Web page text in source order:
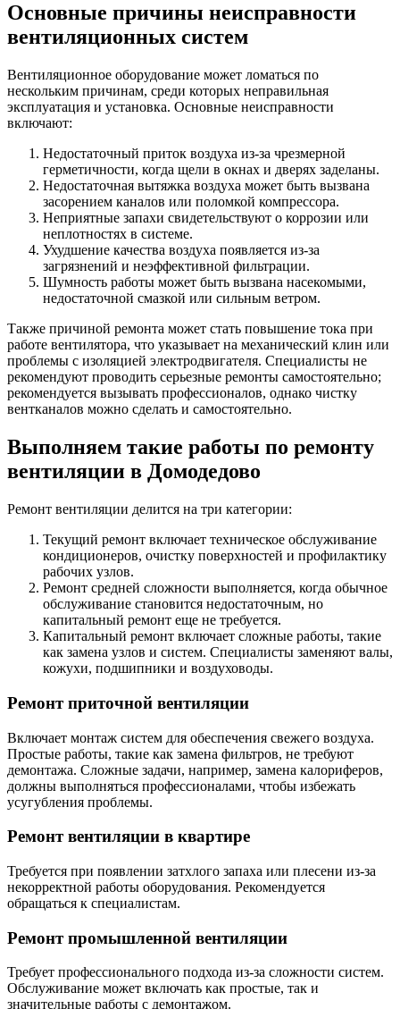
Основные причины неисправности
вентиляционных систем
Вентиляционное оборудование может ломаться по
нескольким причинам, среди которых неправильная
эксплуатация и установка. Основные неисправности
включают:
Недостаточный приток воздуха из-за чрезмерной
герметичности, когда щели в окнах и дверях заделаны.
Недостаточная вытяжка воздуха может быть вызвана
засорением каналов или поломкой компрессора.
Неприятные запахи свидетельствуют о коррозии или
неплотностях в системе.
Ухудшение качества воздуха появляется из-за
загрязнений и неэффективной фильтрации.
Шумность работы может быть вызвана насекомыми,
недостаточной смазкой или сильным ветром.
Также причиной ремонта может стать повышение тока при
работе вентилятора, что указывает на механический клин или
проблемы с изоляцией электродвигателя. Специалисты не
рекомендуют проводить серьезные ремонты самостоятельно;
рекомендуется вызывать профессионалов, однако чистку
вентканалов можно сделать и самостоятельно.
Выполняем такие работы по ремонту
вентиляции в Домодедово
Ремонт вентиляции делится на три категории:
Текущий ремонт включает техническое обслуживание
кондиционеров, очистку поверхностей и профилактику
рабочих узлов.
Ремонт средней сложности выполняется, когда обычное
обслуживание становится недостаточным, но
капитальный ремонт еще не требуется.
Капитальный ремонт включает сложные работы, такие
как замена узлов и систем. Специалисты заменяют валы,
кожухи, подшипники и воздуховоды.
Ремонт приточной вентиляции
Включает монтаж систем для обеспечения свежего воздуха.
Простые работы, такие как замена фильтров, не требуют
демонтажа. Сложные задачи, например, замена калориферов,
должны выполняться профессионалами, чтобы избежать
усугубления проблемы.
Ремонт вентиляции в квартире
Требуется при появлении затхлого запаха или плесени из-за
некорректной работы оборудования. Рекомендуется
обращаться к специалистам.
Ремонт промышленной вентиляции
Требует профессионального подхода из-за сложности систем.
Обслуживание может включать как простые, так и
значительные работы с демонтажом.